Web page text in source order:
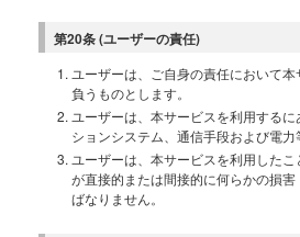
第20条 (ユーザーの責任)
ユーザーは、ご自身の責任において
負うものとします。
ユーザーは、本サービスを利用する
ションシステム、通信手段および電
ユーザーは、本サービスを利用した
が直接的または間接的に何らかの損
ばなりません。